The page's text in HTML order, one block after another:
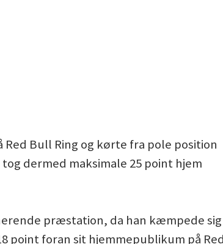
Bull Ring og kørte fra pole position
dermed maksimale 25 point hjem
præstation, da han kæmpede sig
point foran sit hjemmepublikum på Red